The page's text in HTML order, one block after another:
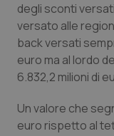
Valle D’Aosta
Veneto
Psoriasi &
degli sconti
versato alle
back versati
euro ma al lordo
6.832,2 milioni di
Un valore che
euro rispetto al